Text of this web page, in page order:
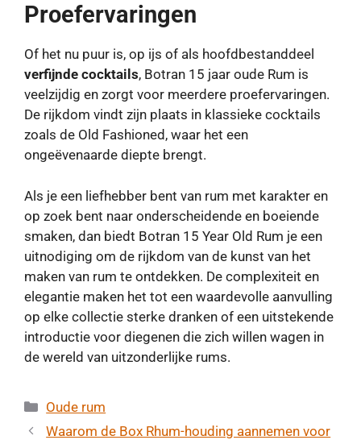
Proefervaringen
Of het nu puur is, op ijs of als hoofdbestanddeel
verfijnde cocktails, Botran 15 jaar oude Rum is
veelzijdig en zorgt voor meerdere proefervaringen.
De rijkdom vindt zijn plaats in klassieke cocktails
zoals de Old Fashioned, waar het een
ongeëvenaarde diepte brengt.
Als je een liefhebber bent van rum met karakter en
op zoek bent naar onderscheidende en boeiende
smaken, dan biedt Botran 15 Year Old Rum je een
uitnodiging om de rijkdom van de kunst van het
maken van rum te ontdekken. De complexiteit en
elegantie maken het tot een waardevolle aanvulling
op elke collectie sterke dranken of een uitstekende
introductie voor diegenen die zich willen wagen in
de wereld van uitzonderlijke rums.
Categorieën
Oude rum
Waarom de Box Rhum-houding aannemen voor